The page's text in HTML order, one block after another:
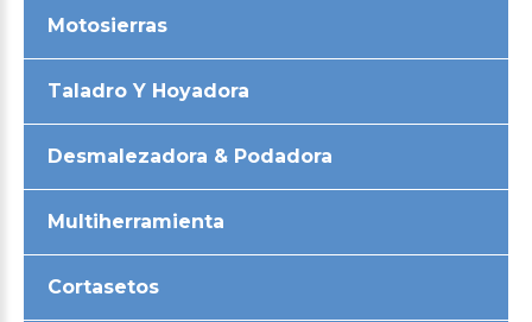
Motosierras
Taladro Y Hoyadora
Desmalezadora & Podadora
Multiherramienta
Cortasetos